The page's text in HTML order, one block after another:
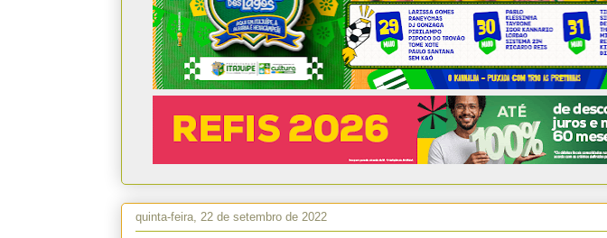
quinta-feira, 22 de setembro de 2022